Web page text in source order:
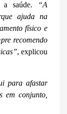
saúde. “A
ajuda na
físico e
recomendo
, explicou
para afastar
conjunto,